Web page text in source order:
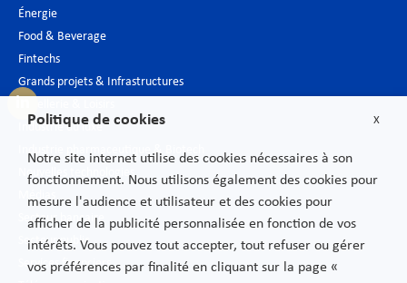
Énergie
Food & Beverage
Fintechs
Grands projets & Infrastructures
Industrie du luxe
Industrie pharmaceutique & Biotech
Nouvelles technologies
Secteur bancaire
Secteur public
Services financiers
X
Politique de cookies
Notre site internet utilise des cookies nécessaires à son
fonctionnement. Nous utilisons également des cookies pour
mesure l'audience et utilisateur et des cookies pour
afficher de la publicité personnalisée en fonction de vos
intérêts. Vous pouvez tout accepter, tout refuser ou gérer
vos préférences par finalité en cliquant sur la page «